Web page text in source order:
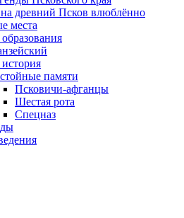
древний Псков влюблённо
места
памяти
Псковичи-афганцы
Шестая рота
Спецназ